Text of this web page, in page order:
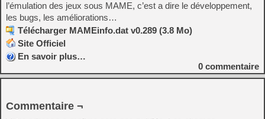
l’émulation des jeux sous MAME, c’est a dire le développement,
les bugs, les améliorations…
Télécharger MAMEinfo.dat v0.289 (3.8 Mo)
Site Officiel
En savoir plus…
0 commentaire
Commentaire ¬